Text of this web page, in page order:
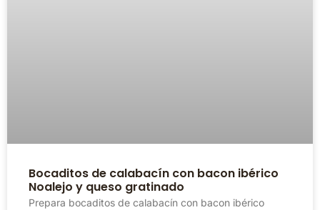
Bocaditos de calabacín con bacon ibérico
Noalejo y queso gratinado
Prepara bocaditos de calabacín con bacon ibérico